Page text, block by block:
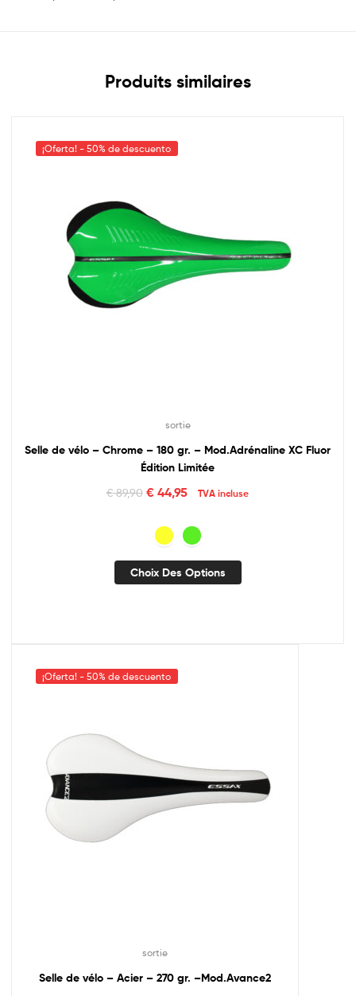
Produits similaires
¡Oferta! - 50% de descuento
sortie
Selle de vélo – Chrome – 180 gr. – Mod.Adrénaline XC Fluor
Édition Limitée
€89,90 €44,95 TVA incluse
Choix Des Options
¡Oferta! - 50% de descuento
sortie
Selle de vélo – Acier – 270 gr. –Mod.Avance2